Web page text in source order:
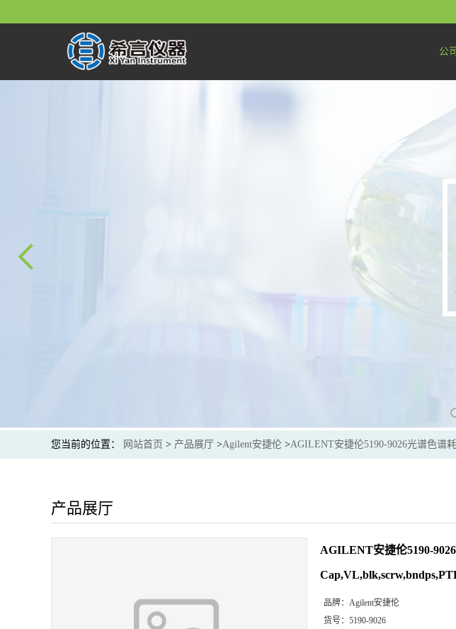
公
您当前的位置： 网站首页 > 产品展厅 >Agilent安捷伦 >AGILENT安捷伦5190-9026光谱色谱
产品展厅
AGILENT安捷伦5190-
品牌： Agilent安捷伦
货号： 5190-9026